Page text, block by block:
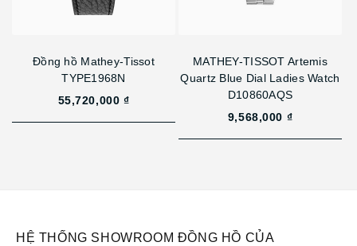
Đồng hồ Mathey-Tissot
TYPE1968N
55,720,000 ₫
MATHEY-TISSOT Artemis
Quartz Blue Dial Ladies Watch
D10860AQS
9,568,000 ₫
HỆ THỐNG SHOWROOM ĐỒNG HỒ CỦA